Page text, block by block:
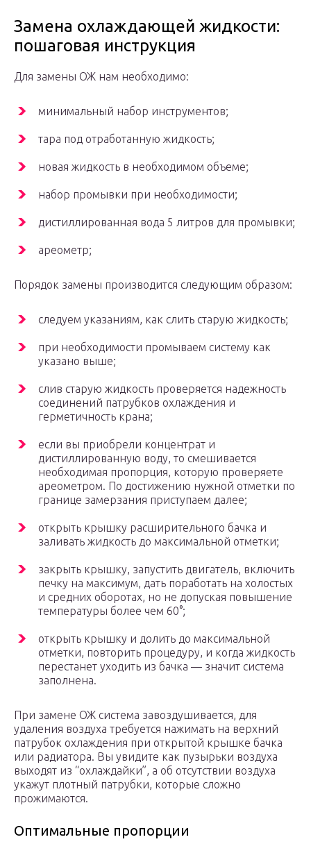
Замена охлаждающей жидкости:
пошаговая инструкция
Для замены ОЖ нам необходимо:
минимальный набор инструментов;
тара под отработанную жидкость;
новая жидкость в необходимом объеме;
набор промывки при необходимости;
дистиллированная вода 5 литров для промывки;
ареометр;
Порядок замены производится следующим образом:
следуем указаниям, как слить старую жидкость;
при необходимости промываем систему как
указано выше;
слив старую жидкость проверяется надежность
соединений патрубков охлаждения и
герметичность крана;
если вы приобрели концентрат и
дистиллированную воду, то смешивается
необходимая пропорция, которую проверяете
ареометром. По достижению нужной отметки по
границе замерзания приступаем далее;
открыть крышку расширительного бачка и
заливать жидкость до максимальной отметки;
закрыть крышку, запустить двигатель, включить
печку на максимум, дать поработать на холостых
и средних оборотах, но не допуская повышение
температуры более чем 60°;
открыть крышку и долить до максимальной
отметки, повторить процедуру, и когда жидкость
перестанет уходить из бачка — значит система
заполнена.
При замене ОЖ система завоздушивается, для
удаления воздуха требуется нажимать на верхний
патрубок охлаждения при открытой крышке бачка
или радиатора. Вы увидите как пузырьки воздуха
выходят из “охлаждайки”, а об отсутствии воздуха
укажут плотный патрубки, которые сложно
прожимаются.
Оптимальные пропорции